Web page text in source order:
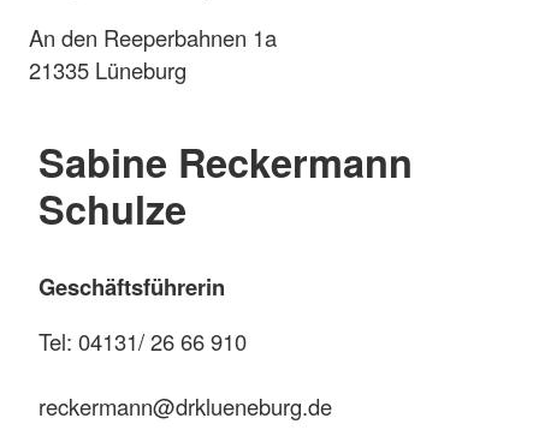
An den Reeperbahnen 1a
21335 Lüneburg
Sabine Reckermann
Schulze
Geschäftsführerin
Tel: 04131/ 26 66 910
reckermann@drklueneburg.de